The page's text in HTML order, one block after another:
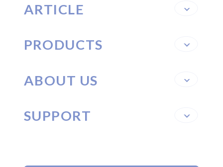
ARTICLE
PRODUCTS
ABOUT US
SUPPORT